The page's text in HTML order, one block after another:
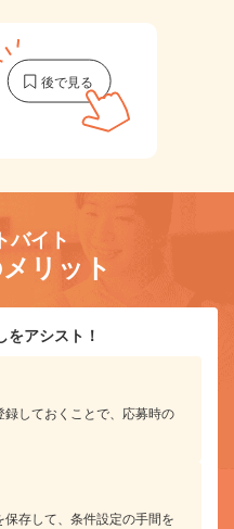
バイト
リット
をアシスト！
しておくことで、応募時の
存して、条件設定の手間を